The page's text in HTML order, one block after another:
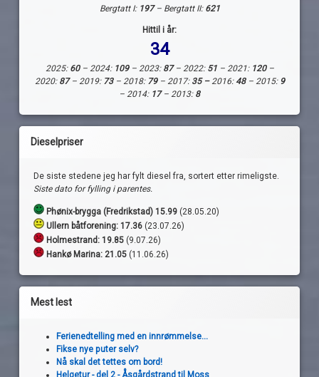
Bergtatt I: 197– Bergtatt II: 621
Hittil i år:
34
2025: 60– 2024: 109– 2023: 87– 2022: 51– 2021: 120–
2020: 87– 2019: 73– 2018: 79– 2017: 35 –2016:48– 2015: 9
– 2014: 17– 2013: 8
Dieselpriser
De siste stedene jeg har fylt diesel fra, sortert etter rimeligste.
Siste dato for fylling i parentes.
Phønix-brygga (Fredrikstad) 15.99 (28.05.20)
Ullern båtforening: 17.36 (23.07.26)
Holmestrand: 19.85 (9.07.26)
Hankø Marina: 21.05 (11.06.26)
Mest lest
Ferienedtelling med en innrømmelse...
Fikse nye puter selv?
Nå skal det tettes om bord!
Helgetur - del 2 - Åsgårdstrand til Moss